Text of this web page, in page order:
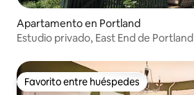
Apartamento en Portland
Estudio privado, East End de Portland
Favorito entre huéspedes
Favorito entre huéspedes